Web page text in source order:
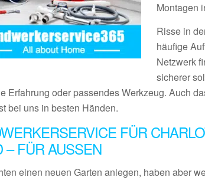
Montagen
Risse in
häufige
Netzwerk
sicherer
Erfahrung oder passendes Werkzeug. Auch
bei uns in besten Händen.
FÜR
FÜR AUSSEN
einen neuen Garten anlegen, haben aber